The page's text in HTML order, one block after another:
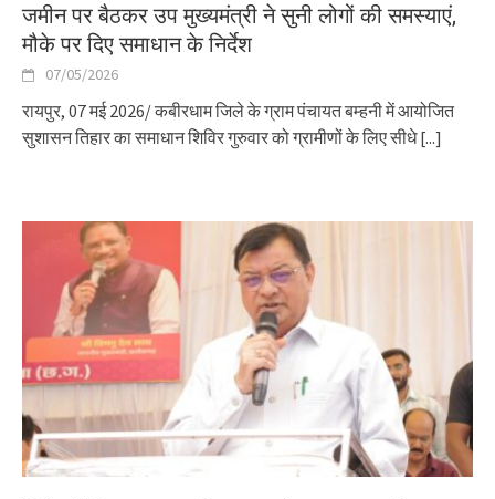
जमीन पर बैठकर उप मुख्यमंत्री ने सुनी लोगों की समस्याएं,
मौके पर दिए समाधान के निर्देश
07/05/2026
रायपुर, 07 मई 2026/ कबीरधाम जिले के ग्राम पंचायत बम्हनी में आयोजित
सुशासन तिहार का समाधान शिविर गुरुवार को ग्रामीणों के लिए सीधे[...]